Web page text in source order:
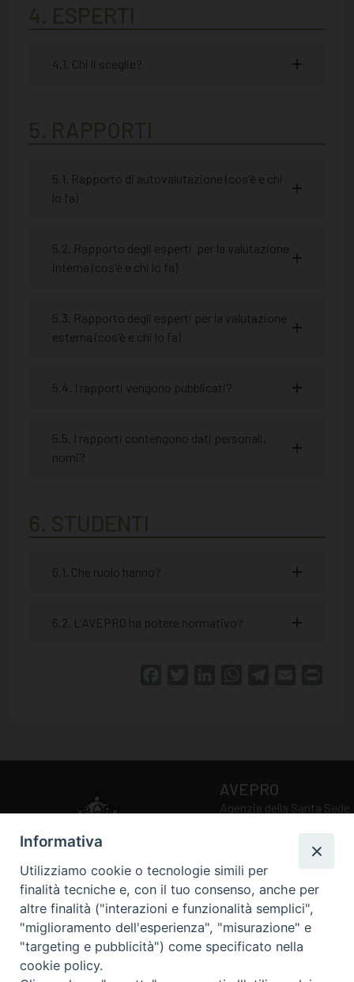
4. ESPERTI
4.1. Chi li sceglie?
5. RAPPORTI
5.1. Rapporto di autovalutazione (cos'è e chi
lo fa)
5.2. Rapporto degli esperti per la valutazione
interna (cos'è e chi lo fa)
5.3. Rapporto degli esperti per la valutazione
esterna (cos'è e chi lo fa)
5.4. I rapporti vengono pubblicati?
5.5. I rapporti contengono dati personali,
nomi?
6. STUDENTI
6.1. Che ruolo hanno?
6.2. L'AVEPRO ha potere normativo?
AVEPRO
Agenzia della Santa Sede
Promozione della Qualità
delle Università e Facoltà
Ecclesiastiche
Via della Conciliazione, 5
00193 Roma (RM)
Informativa
Utilizziamo cookie o tecnologie simili per
finalità tecniche e, con il tuo consenso, anche per
altre finalità ("interazioni e funzionalità semplici",
"miglioramento dell'esperienza", "misurazione" e
"targeting e pubblicità") come specificato nella
cookie policy.